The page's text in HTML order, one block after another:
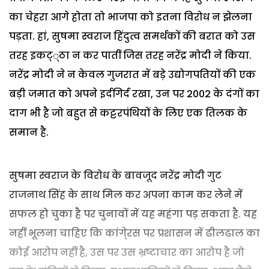
का चेहरा आगे होता तो भाजपा को इतना विरोध न झेलना
पड़ता. हां, सुषमा स्वराज हिंदुत्व समर्थकों की बरात को उस
तरह इकट््ठा न कर पातीं जिस तरह नरेंद्र मोदी ने किया.
नरेंद्र मोदी ने न केवल गुजरात में बड़े उद्योगपतियों की एक
बड़ी जमात को अपने इर्दगिर्द रखा, उन पर 2002 के दंगों का
दाग भी है जो बहुत से कट्टरपंथियों के लिए एक तिलक के
समान है.
सुषमा स्वराज के विरोध के बावजूद नरेंद्र मोदी गुट
राजनाथ सिंह के साथ मिल कर अपना काम कर लेने में
सफल हो चुका है पर चुनावों में यह महंगा पड़ सकता है. यह
नहीं भूलना चाहिए कि कांगे्रस पर प्रशासन में ढीलढाल का
कोई आरोप नहीं है, उस पर उस भ्रष्टाचार का आरोप है जो